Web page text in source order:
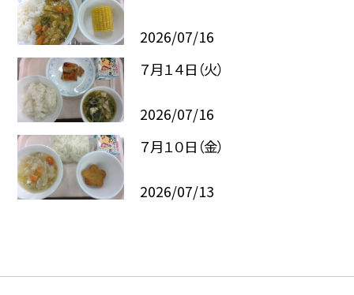
2026/07/16
７月１４日（火）
2026/07/16
７月１０日（金）
2026/07/13